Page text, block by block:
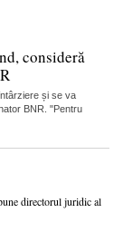
consideră
și se va
BNR. "Pentru
directorul juridic al